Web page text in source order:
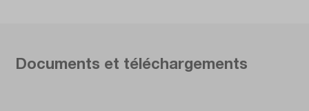
RTA4K-COM4
Documents et téléchargements